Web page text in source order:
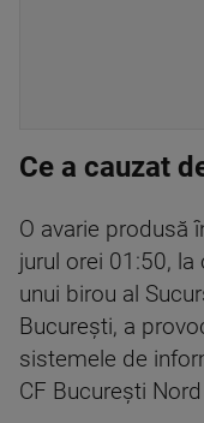
Ce a cauzat
O avarie produsă
jurul orei 01:50,
unui birou al
București, a
sistemele de
CF București